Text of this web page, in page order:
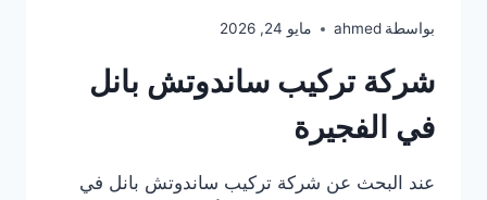
بواسطة ahmed مايو 24, 2026
شركة تركيب ساندوتش بانل
في الفجيرة
عند البحث عن شركة تركيب ساندوتش بانل في